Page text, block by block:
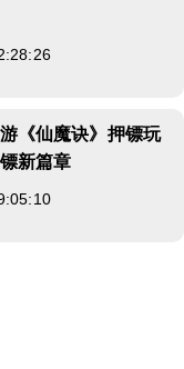
《仙魔诀》押镖玩
新篇章